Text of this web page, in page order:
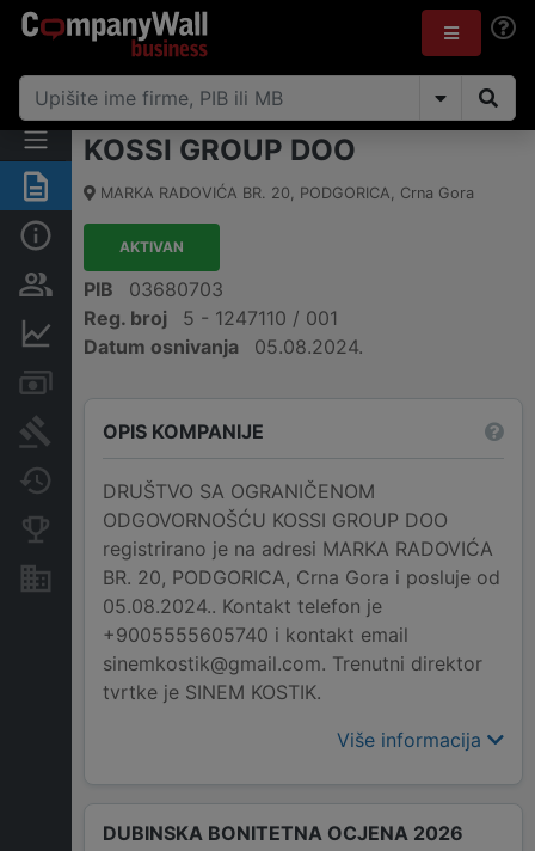
Sažetak
Osobe i vlasništvo
Finansijski podaci
Arhiva sudskih objava
Promjene
Konkurentne kompanije
Nekretnine i imovina
KOSSI GROUP DOO
MARKA RADOVIĆA BR. 20, PODGORICA, Crna Gora
AKTIVAN
PIB
03680703
Reg. broj
5 - 1247110 / 001
Datum osnivanja
05.08.2024.
OPIS KOMPANIJE
DRUŠTVO SA OGRANIČENOM
ODGOVORNOŠĆU KOSSI GROUP DOO
registrirano je na adresi MARKA RADOVIĆA
BR. 20, PODGORICA, Crna Gora i posluje od
05.08.2024.. Kontakt telefon je
+9005555605740 i kontakt email
sinemkostik@gmail.com. Trenutni direktor
tvrtke je SINEM KOSTIK.
Više informacija
DUBINSKA BONITETNA OCJENA 2026